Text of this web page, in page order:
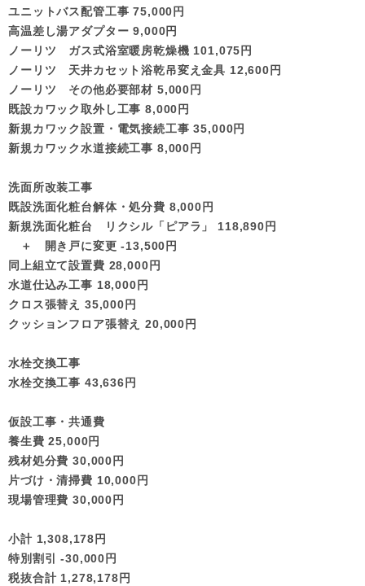
ユニットバス配管工事 75,000円
高温差し湯アダプター 9,000円
ノーリツ ガス式浴室暖房乾燥機 101,075円
ノーリツ 天井カセット浴乾吊変え金具 12,600円
ノーリツ その他必要部材 5,000円
既設カワック取外し工事 8,000円
新規カワック設置・電気接続工事 35,000円
新規カワック水道接続工事 8,000円
洗面所改装工事
既設洗面化粧台解体・処分費 8,000円
新規洗面化粧台 リクシル「ピアラ」 118,890円
＋ 開き戸に変更 -13,500円
同上組立て設置費 28,000円
水道仕込み工事 18,000円
クロス張替え 35,000円
クッションフロア張替え 20,000円
水栓交換工事
水栓交換工事 43,636円
仮設工事・共通費
養生費 25,000円
残材処分費 30,000円
片づけ・清掃費 10,000円
現場管理費 30,000円
小計 1,308,178円
特別割引 -30,000円
税抜合計 1,278,178円